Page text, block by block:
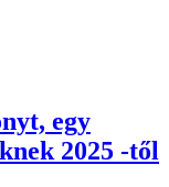
egy
2025 -től